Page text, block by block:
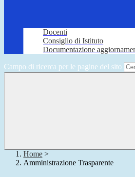
Docenti
Consiglio di Istituto
Documentazione
Campo di ricerca per le pagine del sito
Home >
Amministrazione Trasparente